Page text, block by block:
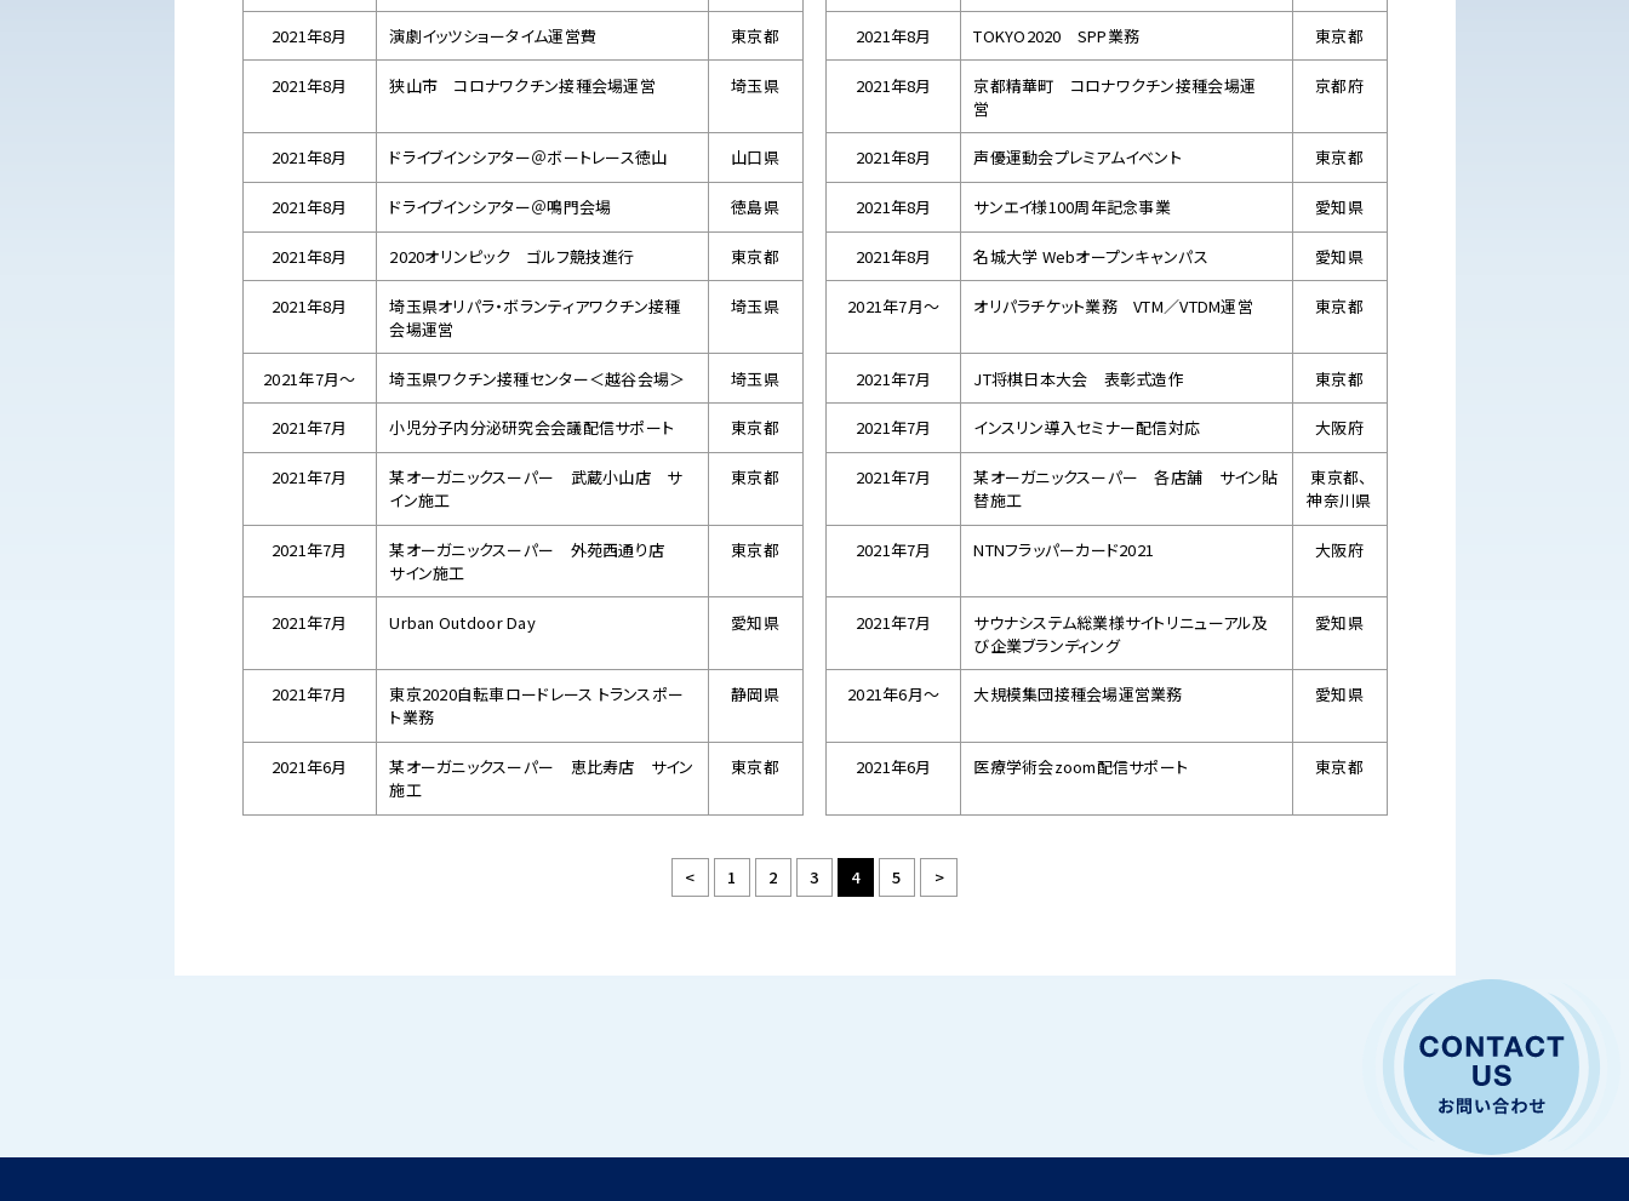
2021年8月 演劇イッツショータイム運営費 東京都 2021年8月 TOKYO2020 SPP業務 東京都
2021年8月 狭山市 コロナワクチン接種会場運営 埼玉県 2021年8月
京都精華町 コロナワクチン接種会場運
営
京都府
2021年8月 ドライブインシアター＠ボートレース徳山 山口県 2021年8月 声優運動会プレミアムイベント 東京都
2021年8月 ドライブインシアター＠鳴門会場 徳島県 2021年8月 サンエイ様100周年記念事業 愛知県
2021年8月 2020オリンピック ゴルフ競技進行 東京都 2021年8月 名城大学 Webオープンキャンパス 愛知県
2021年8月
埼玉県オリパラ・ボランティアワクチン接種
会場運営
埼玉県 2021年7月～ オリパラチケット業務 VTM／VTDM運営 東京都
2021年7月～ 埼玉県ワクチン接種センター＜越谷会場＞ 埼玉県 2021年7月 JT将棋日本大会 表彰式造作 東京都
2021年7月 小児分子内分泌研究会会議配信サポート 東京都 2021年7月 インスリン導入セミナー配信対応 大阪府
2021年7月
某オーガニックスーパー 武蔵小山店 サ
イン施工
東京都 2021年7月
某オーガニックスーパー 各店舗 サイン貼
替施工
東京都、
神奈川県
2021年7月
某オーガニックスーパー 外苑西通り店
サイン施工
東京都 2021年7月 NTNフラッパーカード2021 大阪府
2021年7月 Urban Outdoor Day 愛知県 2021年7月
サウナシステム総業様サイトリニューアル及
び企業ブランディング
愛知県
2021年7月
東京2020自転車ロードレース トランスポー
ト業務
静岡県 2021年6月～ 大規模集団接種会場運営業務 愛知県
2021年6月
某オーガニックスーパー 恵比寿店 サイン
施工
東京都 2021年6月 医療学術会zoom配信サポート 東京都
< 1 2 3 4 5 >